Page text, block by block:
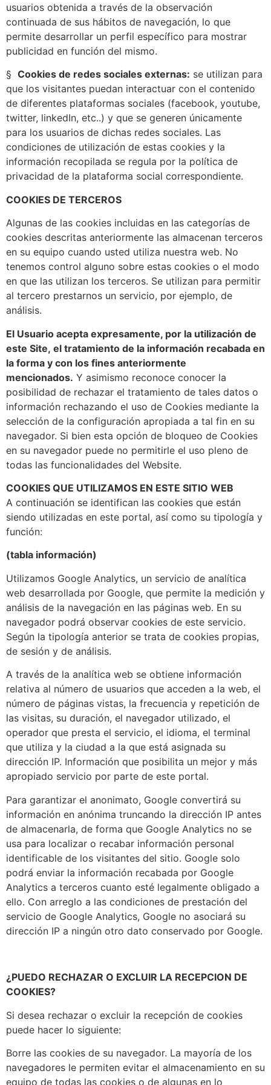
usuarios obtenida a través de la observación
continuada de sus hábitos de navegación, lo que
permite desarrollar un perfil específico para mostrar
publicidad en función del mismo.
§ Cookies de redes sociales externas: se utilizan para
que los visitantes puedan interactuar con el contenido
de diferentes plataformas sociales (facebook, youtube,
twitter, linkedIn, etc..) y que se generen únicamente
para los usuarios de dichas redes sociales. Las
condiciones de utilización de estas cookies y la
información recopilada se regula por la política de
privacidad de la plataforma social correspondiente.
COOKIES DE TERCEROS
Algunas de las cookies incluidas en las categorías de
cookies descritas anteriormente las almacenan terceros
en su equipo cuando usted utiliza nuestra web. No
tenemos control alguno sobre estas cookies o el modo
en que las utilizan los terceros. Se utilizan para permitir
al tercero prestarnos un servicio, por ejemplo, de
análisis.
El Usuario acepta expresamente, por la utilización de
este Site, el tratamiento de la información recabada en
la forma y con los fines anteriormente
mencionados. Y asimismo reconoce conocer la
posibilidad de rechazar el tratamiento de tales datos o
información rechazando el uso de Cookies mediante la
selección de la configuración apropiada a tal fin en su
navegador. Si bien esta opción de bloqueo de Cookies
en su navegador puede no permitirle el uso pleno de
todas las funcionalidades del Website.
COOKIES QUE UTILIZAMOS EN ESTE SITIO WEB
A continuación se identifican las cookies que están
siendo utilizadas en este portal, así como su tipología y
función:
(tabla información)
Utilizamos Google Analytics, un servicio de analítica
web desarrollada por Google, que permite la medición y
análisis de la navegación en las páginas web. En su
navegador podrá observar cookies de este servicio.
Según la tipología anterior se trata de cookies propias,
de sesión y de análisis.
A través de la analítica web se obtiene información
relativa al número de usuarios que acceden a la web, el
número de páginas vistas, la frecuencia y repetición de
las visitas, su duración, el navegador utilizado, el
operador que presta el servicio, el idioma, el terminal
que utiliza y la ciudad a la que está asignada su
dirección IP. Información que posibilita un mejor y más
apropiado servicio por parte de este portal.
Para garantizar el anonimato, Google convertirá su
información en anónima truncando la dirección IP antes
de almacenarla, de forma que Google Analytics no se
usa para localizar o recabar información personal
identificable de los visitantes del sitio. Google solo
podrá enviar la información recabada por Google
Analytics a terceros cuanto esté legalmente obligado a
ello. Con arreglo a las condiciones de prestación del
servicio de Google Analytics, Google no asociará su
dirección IP a ningún otro dato conservado por Google.
¿PUEDO RECHAZAR O EXCLUIR LA RECEPCION DE
COOKIES?
Si desea rechazar o excluir la recepción de cookies
puede hacer lo siguiente:
Borre las cookies de su navegador. La mayoría de los
navegadores le permiten evitar el almacenamiento en su
equipo de todas las cookies o de algunas en lo